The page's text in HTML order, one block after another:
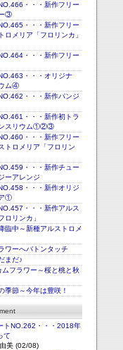
・・・新作フリー
③
・・・新作フリー
メリア「フロリンカ」
・・・新作フリー
・・・オリジナ
ム④
・・・新作パンジ
・・・新作初トラ
ンスリウム①②③
・・・新作フリー
トロメリア「フロリン
・・・新作チュー
ーアレンジ
・・・新作オリジ
①
・・・新作アルス
ロリンカ」
臨中～新種アルストロメ
ワーへバトンタッチ
まだ♪
フラワー～桜と桃と秋
季節～今年は豊咲！
トNO.262・・・2018年
て
美 (02/08)